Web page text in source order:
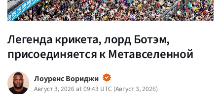
Легенда крикета, лорд Ботэм,
присоединяется к Метавселенной
Лоуренс Вориджи
Август 3, 2026 at 09:43 UTC (Август 3, 2026)